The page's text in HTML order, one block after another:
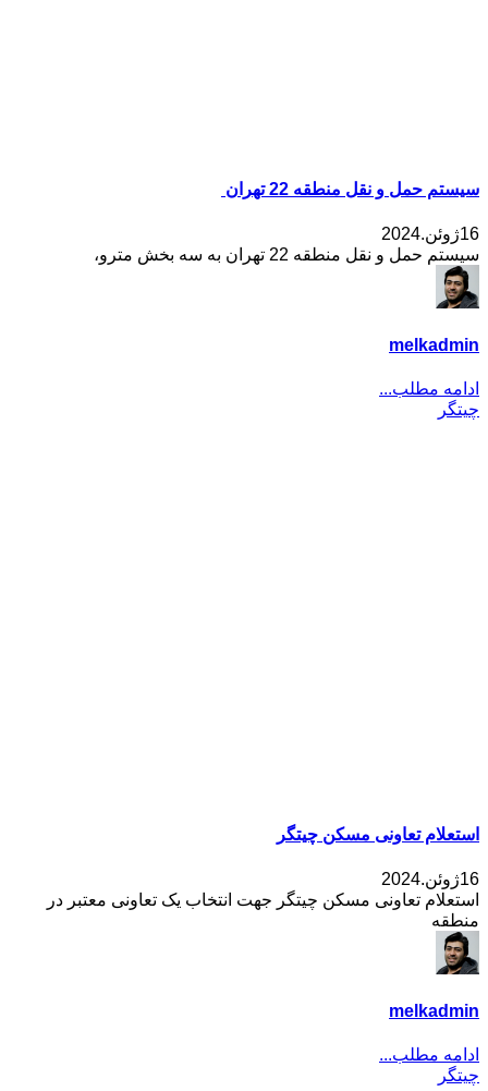
سیستم حمل و نقل منطقه 22 تهران
16ژوئن.2024
سیستم حمل و نقل منطقه 22 تهران به سه بخش مترو،
melkadmin
ادامه مطلب...
چیتگر
استعلام تعاونی مسکن چیتگر
16ژوئن.2024
استعلام تعاونی مسکن چیتگر جهت انتخاب یک تعاونی معتبر در
منطقه
melkadmin
ادامه مطلب...
چیتگر